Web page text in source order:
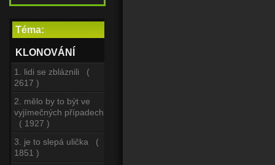
Téma:
KLONOVÁNÍ
1. lidi se zbláznili (
2617 )
2. mělo by to být ve
vyjímečných případech
( 1927 )
3. je to slepá ulička (
1851 )